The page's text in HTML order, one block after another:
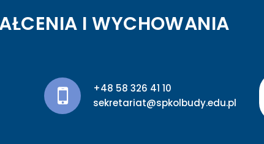
I WYCHOWANIA
+48 58 326 41 10
sekretariat@spkolbudy.edu.pl